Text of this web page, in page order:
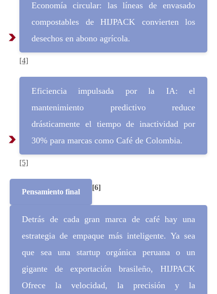
Economía circular: las líneas de envasado
compostables de HIJPACK convierten los
desechos en abono agrícola.
[4]
Eficiencia impulsada por la IA: el
mantenimiento predictivo reduce
drásticamente el tiempo de inactividad por
30% para marcas como Café de Colombia.
[5]
Pensamiento final
[6]
Detrás de cada gran marca de café hay una
estrategia de empaque más inteligente. Ya sea
que sea una startup orgánica peruana o un
gigante de exportación brasileño, HIJPACK
Ofrece la velocidad, la precisión y la